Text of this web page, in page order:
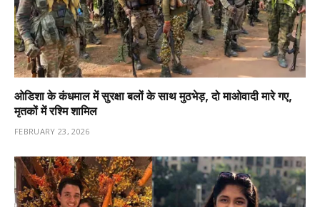
ओडिशा के कंधमाल में सुरक्षा बलों के साथ मुठभेड़, दो माओवादी मारे गए,
मृतकों में रश्मि शामिल
FEBRUARY 23, 2026